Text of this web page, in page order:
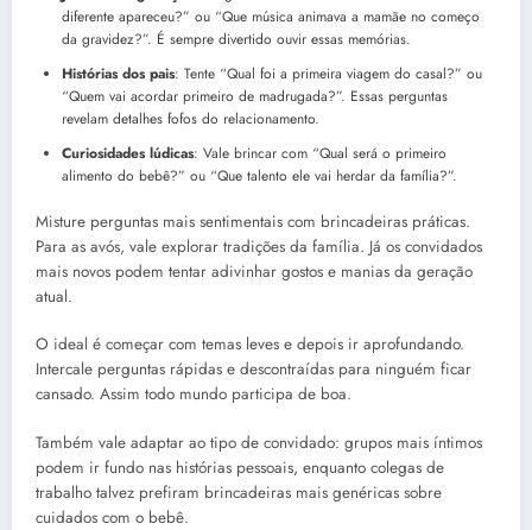
diferente apareceu?” ou “Que música animava a mamãe no começo
da gravidez?”. É sempre divertido ouvir essas memórias.
Histórias dos pais: Tente “Qual foi a primeira viagem do casal?” ou
“Quem vai acordar primeiro de madrugada?”. Essas perguntas
revelam detalhes fofos do relacionamento.
Curiosidades lúdicas: Vale brincar com “Qual será o primeiro
alimento do bebê?” ou “Que talento ele vai herdar da família?”.
Misture perguntas mais sentimentais com brincadeiras práticas.
Para as avós, vale explorar tradições da família. Já os convidados
mais novos podem tentar adivinhar gostos e manias da geração
atual.
O ideal é começar com temas leves e depois ir aprofundando.
Intercale perguntas rápidas e descontraídas para ninguém ficar
cansado. Assim todo mundo participa de boa.
Também vale adaptar ao tipo de convidado: grupos mais íntimos
podem ir fundo nas histórias pessoais, enquanto colegas de
trabalho talvez prefiram brincadeiras mais genéricas sobre
cuidados com o bebê.